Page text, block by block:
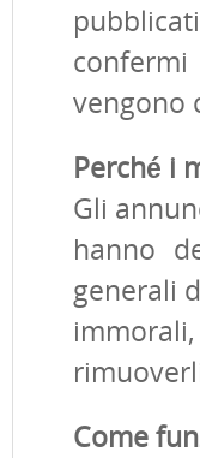
vengono
Perché i
Gli
hanno
generali
Come